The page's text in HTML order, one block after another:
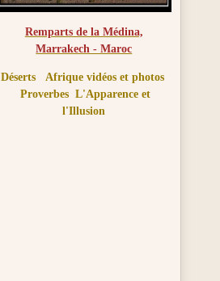
Remparts de la Médina,
Marrakech - Maroc
Déserts
Afrique vidéos et photos
Proverbes L'Apparence et
l'Illusion